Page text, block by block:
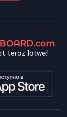
teraz łatwe!